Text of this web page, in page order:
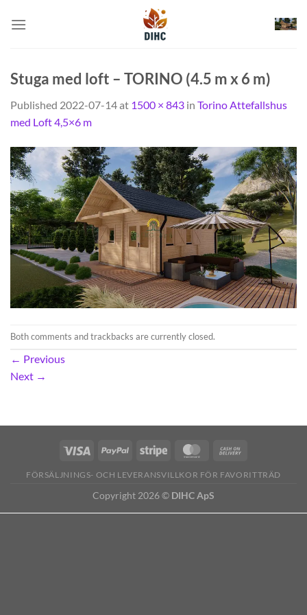
Stuga med loft – TORINO (4.5 m x 6 m)
Published 2022-07-14at 1500 × 843 in Torino Attefallshus
med Loft 4,5×6 m
Both comments and trackbacks are currently closed.
← Previous
Next →
FÖRSÄLJNINGS- OCH LEVERANSVILLKOR FÖR FAVORITTRÄD
Copyright 2026 © DIHC ApS